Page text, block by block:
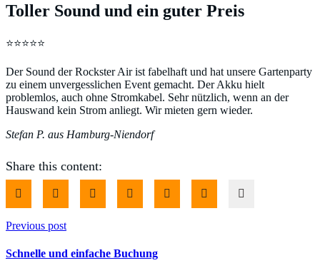
Toller Sound und ein guter Preis
⭐️⭐️⭐️⭐️⭐️
Der Sound der Rockster Air ist fabelhaft und hat unsere Gartenparty
zu einem unvergesslichen Event gemacht. Der Akku hielt
problemlos, auch ohne Stromkabel. Sehr nützlich, wenn an der
Hauswand kein Strom anliegt. Wir mieten gern wieder.
Stefan P. aus Hamburg-Niendorf
Share this content:
Previous post
Schnelle und einfache Buchung